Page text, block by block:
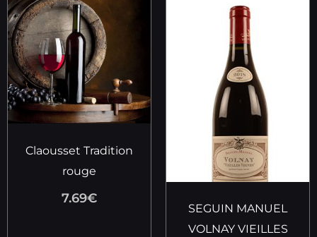
Claousset Tradition
rouge
7.69€
SEGUIN MANUEL
VOLNAY VIEILLES